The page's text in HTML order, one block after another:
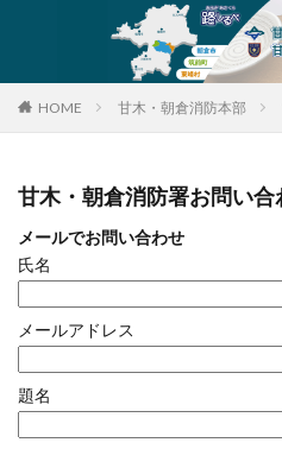
HOME 甘木・朝倉消防本部
甘木・朝倉消防署お問い合
メールでお問い合わせ
氏名
メールアドレス
題名